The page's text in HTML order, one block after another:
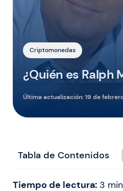
Criptomonedas
¿Quién es Ralph
Última actualización:19 de
Tabla de Contenidos
Tiempo de lectura: 3